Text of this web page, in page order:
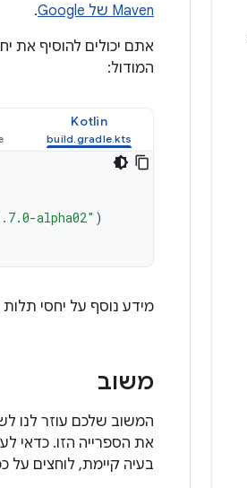
Maven של Google
.
אתם יכולים להוסיף את
המודול:
Kotlin
alpha02" )
מידע נוסף על יחסי
משוב
את הספרייה הזו. כדאי
בעיה קיימת, לוחצים על